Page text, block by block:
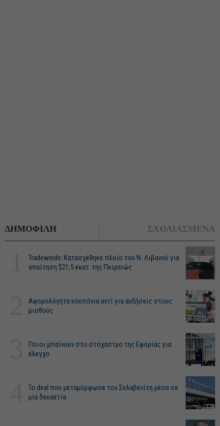
ΔΗΜΟΦΙΛΗ ΣΧΟΛΙΑΣΜΕΝΑ
Tradewinds: Κατασχέθηκε πλοίο του Ν. Λιβανού για
απαίτηση $21,5 εκατ. της Πειραιώς
Αφορολόγητα κουπόνια αντί για αυξήσεις στους
μισθούς
Ποιοι μπαίνουν στο στόχαστρο της Εφορίας για
έλεγχο
Το deal που μεταμόρφωσε τον Σκλαβενίτη μέσα σε
μία δεκαετία